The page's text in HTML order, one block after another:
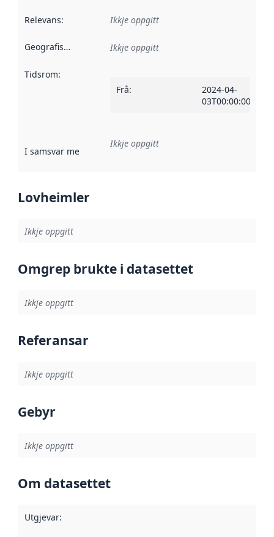
Relevans: Ikkje oppgitt
Geografisk område Ikkje oppgitt
Tidsrom:
Frå:
2024-04-
03T00:00:00Z
I samsvar med Referanse til ei implementeringsregel eller
Ikkje oppgitt
Lovheimler
Ikkje oppgitt
Omgrep brukte i datasettet
Ikkje oppgitt
Referansar
Ikkje oppgitt
Gebyr
Ikkje oppgitt
Om datasettet
Utgjevar: